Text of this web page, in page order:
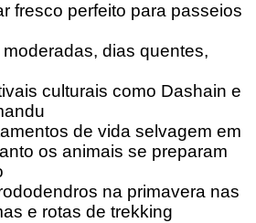
fresco perfeito para passeios
dias quentes,
culturais como Dashain e
de vida selvagem em
os animais se preparam
na primavera nas
e rotas de trekking